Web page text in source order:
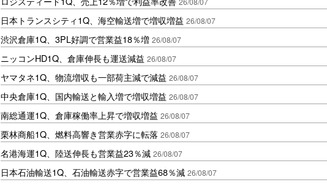
日本トランスシティ1Q、海空輸送増で増収増益 26/08/07
渋沢倉庫1Q、3PL好調で営業益18％増 26/08/07
ニッコンHD1Q、倉庫伸長も運送減益 26/08/07
ヤマタネ1Q、物流増収も一部荷主減で減益 26/08/07
中央倉庫1Q、国内輸送と輸入増で増収増益 26/08/07
南総通運1Q、倉庫稼働率上昇で増収増益 26/08/07
栗林商船1Q、燃料高響き営業赤字に転落 26/08/07
名港海運1Q、陸送伸長も営業益23％減 26/08/07
日本石油輸送1Q、石油輸送赤字で営業益68％減 26/08/07